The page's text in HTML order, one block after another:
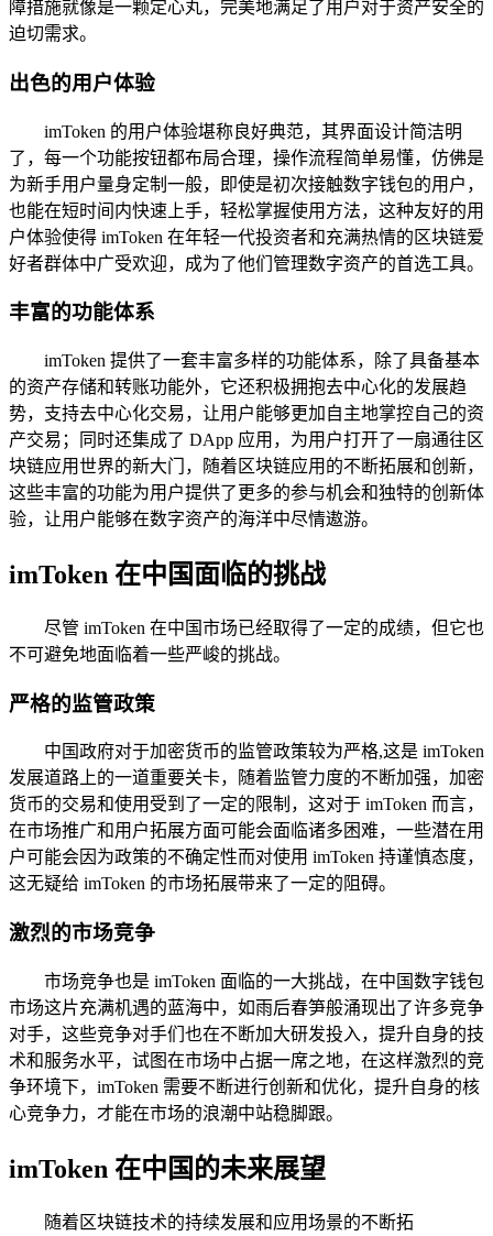
障措施就像是一颗定心丸，完美地满足了用户对于资产安全的
迫切需求。
出色的用户体验
imToken 的用户体验堪称良好典范，其界面设计简洁明
了，每一个功能按钮都布局合理，操作流程简单易懂，仿佛是
为新手用户量身定制一般，即使是初次接触数字钱包的用户，
也能在短时间内快速上手，轻松掌握使用方法，这种友好的用
户体验使得 imToken 在年轻一代投资者和充满热情的区块链爱
好者群体中广受欢迎，成为了他们管理数字资产的首选工具。
丰富的功能体系
imToken 提供了一套丰富多样的功能体系，除了具备基本
的资产存储和转账功能外，它还积极拥抱去中心化的发展趋
势，支持去中心化交易，让用户能够更加自主地掌控自己的资
产交易；同时还集成了 DApp 应用，为用户打开了一扇通往区
块链应用世界的新大门，随着区块链应用的不断拓展和创新，
这些丰富的功能为用户提供了更多的参与机会和独特的创新体
验，让用户能够在数字资产的海洋中尽情遨游。
imToken 在中国面临的挑战
尽管 imToken 在中国市场已经取得了一定的成绩，但它也
不可避免地面临着一些严峻的挑战。
严格的监管政策
中国政府对于加密货币的监管政策较为严格,这是 imToken
发展道路上的一道重要关卡，随着监管力度的不断加强，加密
货币的交易和使用受到了一定的限制，这对于 imToken 而言，
在市场推广和用户拓展方面可能会面临诸多困难，一些潜在用
户可能会因为政策的不确定性而对使用 imToken 持谨慎态度，
这无疑给 imToken 的市场拓展带来了一定的阻碍。
激烈的市场竞争
市场竞争也是 imToken 面临的一大挑战，在中国数字钱包
市场这片充满机遇的蓝海中，如雨后春笋般涌现出了许多竞争
对手，这些竞争对手们也在不断加大研发投入，提升自身的技
术和服务水平，试图在市场中占据一席之地，在这样激烈的竞
争环境下，imToken 需要不断进行创新和优化，提升自身的核
心竞争力，才能在市场的浪潮中站稳脚跟。
imToken 在中国的未来展望
随着区块链技术的持续发展和应用场景的不断拓